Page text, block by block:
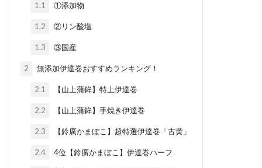
1.1 ①添加物
1.2 ②リン酸塩
1.3 ③国産
2 無添加伊達巻おすすめランキング！
2.1 【山上蒲鉾】特上伊達巻
2.2 【山上蒲鉾】手焼き伊達巻
2.3 【鈴廣かまぼこ】超特選伊達巻「古黄」
2.4 4位【鈴廣かまぼこ】伊達巻ハーフ